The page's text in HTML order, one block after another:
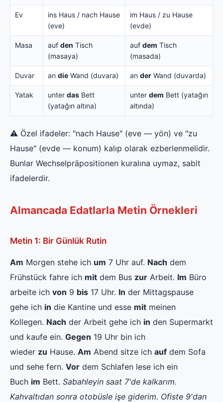
Ev
ins Haus / nach Hause
(eve)
im Haus / zu Hause
(evde)
Masa auf den Tisch
(masaya)
auf dem Tisch
(masada)
Duvar an die Wand (duvara) an der Wand (duvarda)
Yatak unter das Bett
(yatağın altına)
unter dem Bett (yatağın
altında)
⚠️ Özel ifadeler: "nach Hause" (eve — yön) ve "zu
Hause" (evde — konum) kalıp olarak ezberlenmelidir.
Bunlar Wechselpräpositionen kuralına uymaz, sabit
ifadelerdir.
Almancada Edatlarla Metin Örnekleri
Metin 1: Bir Günlük Rutin
Am Morgen stehe ich um 7 Uhr auf. Nach dem
Frühstück fahre ich mit dem Bus zur Arbeit. Im Büro
arbeite ich von 9 bis 17 Uhr. In der Mittagspause
gehe ich in die Kantine und esse mit meinen
Kollegen. Nach der Arbeit gehe ich in den Supermarkt
und kaufe ein. Gegen 19 Uhr bin ich
wieder zu Hause. Am Abend sitze ich auf dem Sofa
und sehe fern. Vor dem Schlafen lese ich ein
Buch im Bett. Sabahleyin saat 7'de kalkarım.
Kahvaltıdan sonra otobüsle işe giderim. Ofiste 9'dan